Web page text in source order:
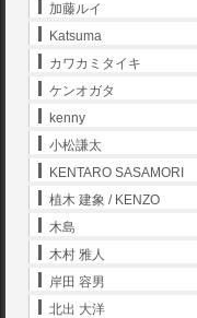
加藤ルイ
Katsuma
カワカミタイキ
ケンオガタ
kenny
小松謙太
KENTARO SASAMORI
植木 建象 / KENZO
木島
木村 雅人
岸田 容男
北出 大洋